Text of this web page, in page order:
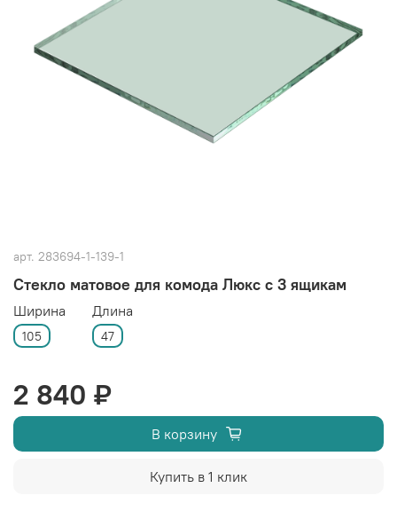
арт. 283694-1-139-1
Стекло матовое для комода Люкс с 3 ящикам
Ширина
105
Длина
47
2 840 ₽
В корзину
Купить в 1 клик